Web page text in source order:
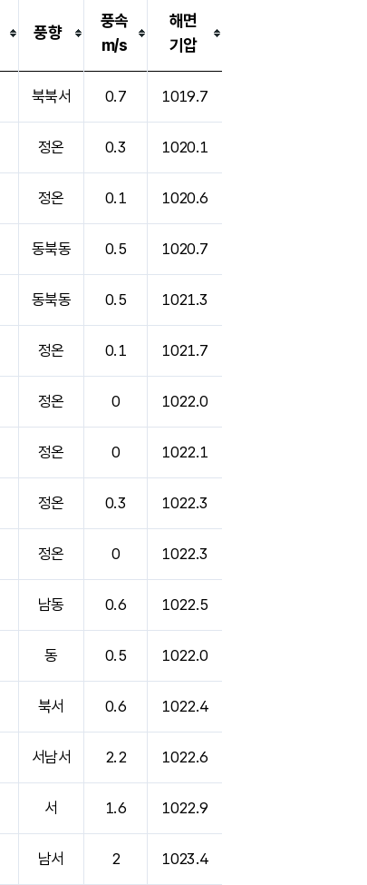
풍향
풍속
m/s
해면
기압
북북서 0.7 1019.7
정온 0.3 1020.1
정온 0.1 1020.6
동북동 0.5 1020.7
동북동 0.5 1021.3
정온 0.1 1021.7
정온 0 1022.0
정온 0 1022.1
정온 0.3 1022.3
정온 0 1022.3
남동 0.6 1022.5
동 0.5 1022.0
북서 0.6 1022.4
서남서 2.2 1022.6
서 1.6 1022.9
남서 2 1023.4